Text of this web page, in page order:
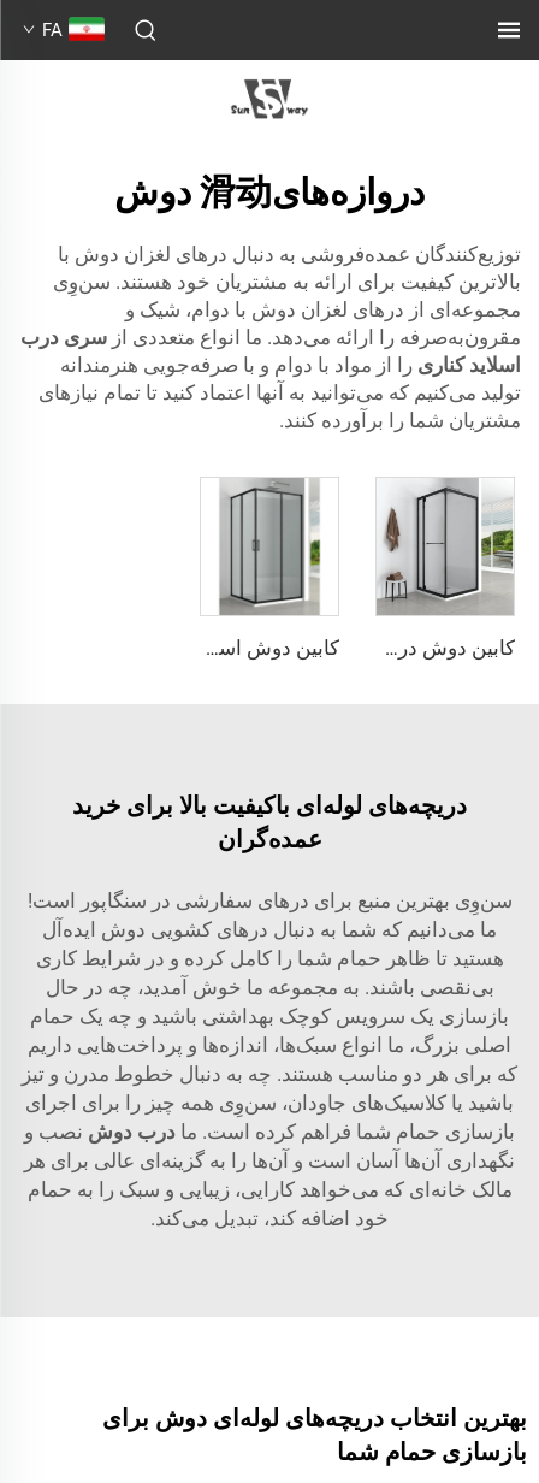
FA
دروازه‌های滑动 دوش
توزیع‌کنندگان عمده‌فروشی به دنبال درهای لغزان دوش با
بالاترین کیفیت برای ارائه به مشتریان خود هستند. سن‌وِی
مجموعه‌ای از درهای لغزان دوش با دوام، شیک و
مقرون‌به‌صرفه را ارائه می‌دهد. ما انواع متعددی از سری درب
اسلاید کناری را از مواد با دوام و با صرفه‌جویی هنرمندانه
تولید می‌کنیم که می‌توانید به آنها اعتماد کنید تا تمام نیازهای
مشتریان شما را برآورده کنند.
کابین دوش درب کشویی جانبی محبوب، طراحی صرفه‌جو با عملکرد بستن نرم کابین دوش اسکلت‌دار سیاه مدرن: درهای دوگانه اسکی-دراز
دریچه‌های لوله‌ای باکیفیت بالا برای خرید
عمده‌گران
سن‌وِی بهترین منبع برای درهای سفارشی در سنگاپور است!
ما می‌دانیم که شما به دنبال درهای کشویی دوش ایده‌آل
هستید تا ظاهر حمام شما را کامل کرده و در شرایط کاری
بی‌نقصی باشند. به مجموعه ما خوش آمدید، چه در حال
بازسازی یک سرویس کوچک بهداشتی باشید و چه یک حمام
اصلی بزرگ، ما انواع سبک‌ها، اندازه‌ها و پرداخت‌هایی داریم
که برای هر دو مناسب هستند. چه به دنبال خطوط مدرن و تیز
باشید یا کلاسیک‌های جاودان، سن‌وِی همه چیز را برای اجرای
بازسازی حمام شما فراهم کرده است. ما درب دوش نصب و
نگهداری آن‌ها آسان است و آن‌ها را به گزینه‌ای عالی برای هر
مالک خانه‌ای که می‌خواهد کارایی، زیبایی و سبک را به حمام
خود اضافه کند، تبدیل می‌کند.
بهترین انتخاب دریچه‌های لوله‌ای دوش برای
بازسازی حمام شما